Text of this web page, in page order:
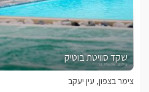
שקד סוויטת בוטיק
צימר בצפון, עין יעקב